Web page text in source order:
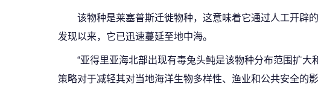
该物种是莱塞普斯迁徙物种，这意味着它通过人工开辟
发现以来，它已迅速蔓延至地中海。
“亚得里亚海北部出现有毒兔头鲀是该物种分布范围扩大
策略对于减轻其对当地海洋生物多样性、渔业和公共安全的